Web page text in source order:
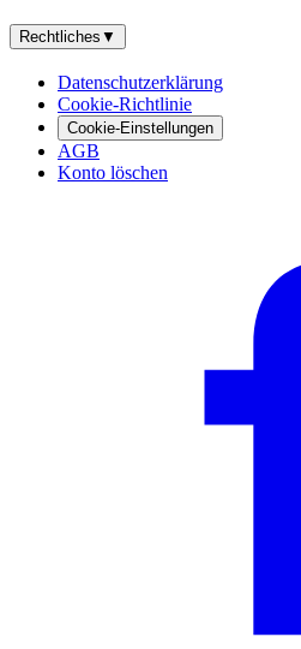
Rechtliches ▼
Datenschutzerklärung
Cookie-Richtlinie
Cookie-Einstellungen
AGB
Konto löschen